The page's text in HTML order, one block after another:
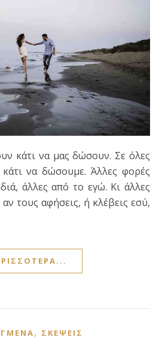
κάτι να δώσουμε. Άλλες φορές
άλλες από το εγώ. Κι άλλες
τους αφήσεις, ή κλέβεις εσύ,
, ΣΚΈΨΕΙΣ